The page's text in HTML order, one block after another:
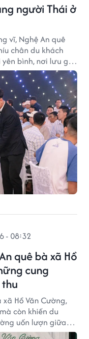
người Thái ở
vĩ, Nghệ An quê
chân du khách
bình, nơi lưu giữ
đặc trưng của
quê bà xã Hồ
cung
- 08:32
Hồ Văn Cường,
còn khiến du
uốn lượn giữa
trong trẻo.